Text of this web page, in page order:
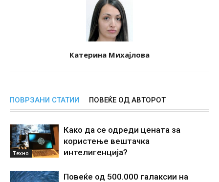
Катерина Михајлова
ПОВРЗАНИ СТАТИИ ПОВЕЌЕ ОД АВТОРОТ
Техно
Како да се одреди цената за
користење вештачка
интелигенциjа?
Повеќе од 500.000 галаксии на